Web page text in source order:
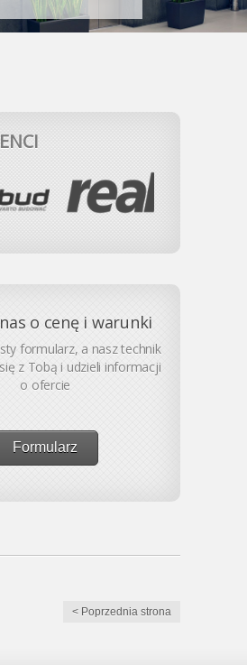
o cenę i warunki
formularz, a nasz technik
z Tobą i udzieli informacji
o ofercie
Formularz
< Poprzednia strona